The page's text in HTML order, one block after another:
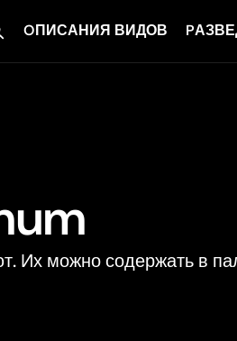
OПИСАНИЯ ВИДОВ
Их можно содержать в